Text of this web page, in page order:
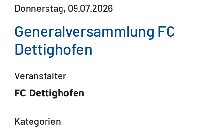
Donnerstag, 09.07.2026
Generalversammlung FC
Dettighofen
Veranstalter
FC Dettighofen